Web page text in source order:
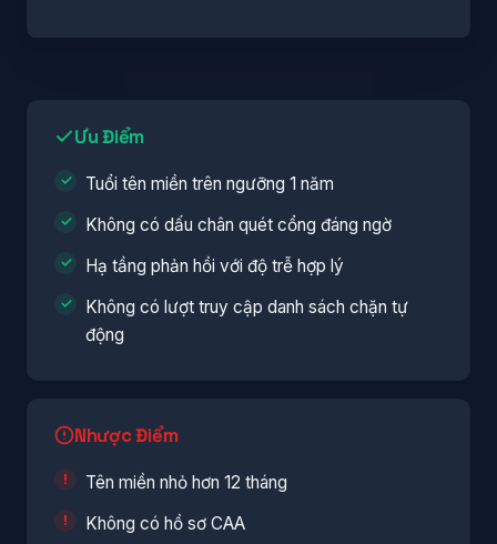
Ưu Điểm
Tuổi tên miền trên ngưỡng 1 năm
Không có dấu chân quét cổng đáng ngờ
Hạ tầng phản hồi với độ trễ hợp lý
Không có lượt truy cập danh sách chặn tự
động
Nhược Điểm
Tên miền nhỏ hơn 12 tháng
Không có hồ sơ CAA